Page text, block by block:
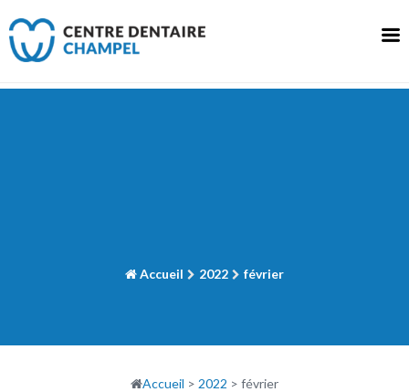
to
content
Accueil 2022 février
Accueil > 2022 > février